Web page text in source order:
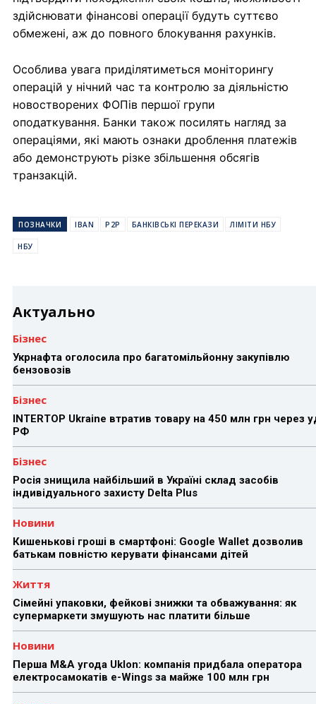
здійснювати фінансові операції будуть суттєво
обмежені, аж до повного блокування рахунків.
Особлива увага приділятиметься моніторингу
операцій у нічний час та контролю за діяльністю
новостворених ФОПів першої групи
оподаткування. Банки також посилять нагляд за
операціями, які мають ознаки дроблення платежів
або демонструють різке збільшення обсягів
транзакцій.
ПОЗНАЧКИ IBAN P2P БАНКІВСЬКІ ПЕРЕКАЗИ ЛІМІТИ НБУ
НБУ
Актуально
Бізнес
Укрнафта оголосила про багатомільйонну закупівлю
бензовозів
Бізнес
INTERTOP Ukraine втратив товару на 450 млн грн через
РФ
Бізнес
Росія знищила найбільший в Україні склад засобів
індивідуального захисту Delta Plus
Новини
Кишенькові гроші в смартфоні: Google Wallet дозволив
батькам повністю керувати фінансами дітей
Життя
Сімейні упаковки, фейкові знижки та обважування: як
супермаркети змушують нас платити більше
Новини
Перша M&A угода Uklon: компанія придбала оператора
електросамокатів e-Wings за майже 100 млн грн